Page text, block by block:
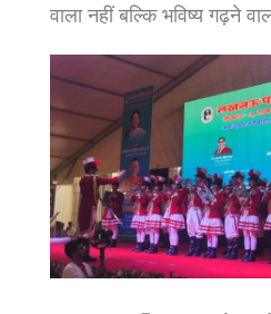
वाला नहीं बल्कि भविष्य गढ़ने